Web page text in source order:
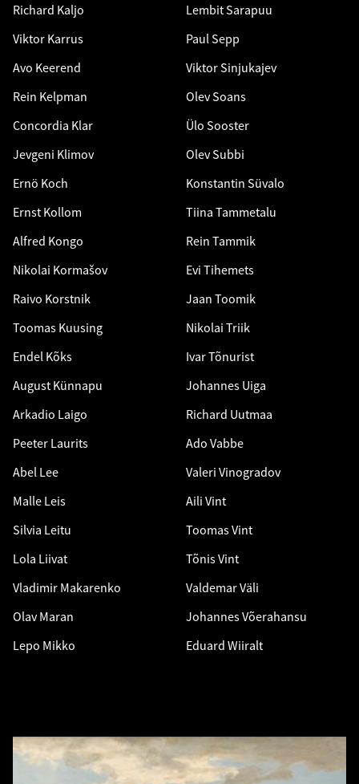
Richard Kaljo
Viktor Karrus
Avo Keerend
Rein Kelpman
Concordia Klar
Jevgeni Klimov
Ernö Koch
Ernst Kollom
Alfred Kongo
Nikolai Kormašov
Raivo Korstnik
Toomas Kuusing
Endel Kõks
August Künnapu
Arkadio Laigo
Peeter Laurits
Abel Lee
Malle Leis
Silvia Leitu
Lola Liivat
Vladimir Makarenko
Olav Maran
Lepo Mikko
Lembit Sarapuu
Paul Sepp
Viktor Sinjukajev
Olev Soans
Ülo Sooster
Olev Subbi
Konstantin Süvalo
Tiina Tammetalu
Rein Tammik
Evi Tihemets
Jaan Toomik
Nikolai Triik
Ivar Tõnurist
Johannes Uiga
Richard Uutmaa
Ado Vabbe
Valeri Vinogradov
Aili Vint
Toomas Vint
Tõnis Vint
Valdemar Väli
Johannes Võerahansu
Eduard Wiiralt